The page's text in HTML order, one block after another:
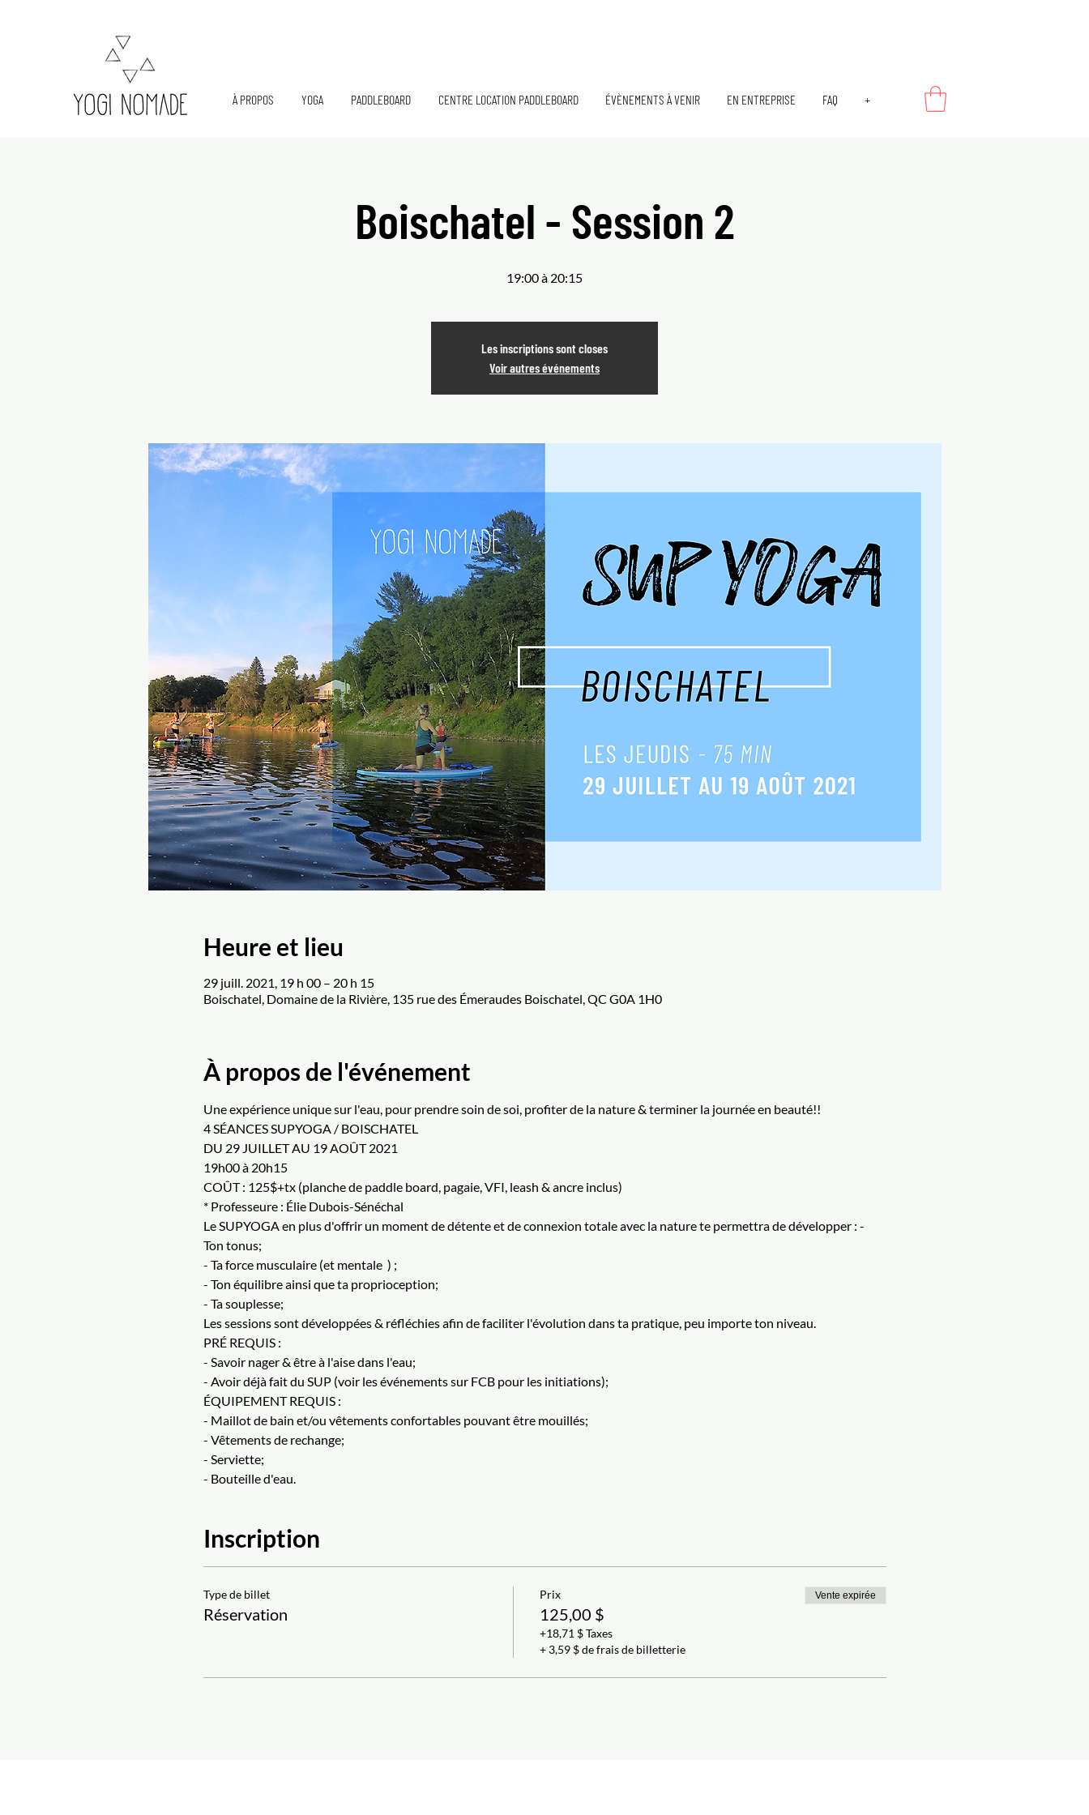
À PROPOS YOGA PADDLEBOARD CENTRE LOCATION PADDLEBOARD ÉVÈNEMENTS À VENIR EN ENTREPRISE FAQ +
Boischatel - Session 2
19:00 à 20:15
Les inscriptions sont closes
Voir autres événements
Heure et lieu
29 juill. 2021, 19 h 00 – 20 h 15
Boischatel, Domaine de la Rivière, 135 rue des Émeraudes Boischatel, QC G0A 1H0
À propos de l'événement
Une expérience unique sur l'eau, pour prendre soin de soi, profiter de la nature & terminer la journée en beauté!!
4 SÉANCES SUPYOGA / BOISCHATEL
DU 29 JUILLET AU 19 AOÛT 2021
19h00 à 20h15
COÛT : 125$+tx (planche de paddle board, pagaie, VFI, leash & ancre inclus)
* Professeure : Élie Dubois-Sénéchal
Le SUPYOGA en plus d'offrir un moment de détente et de connexion totale avec la nature te permettra de développer : -
Ton tonus;
- Ta force musculaire (et mentale  ) ;
- Ton équilibre ainsi que ta proprioception;
- Ta souplesse;
Les sessions sont développées & réfléchies afin de faciliter l'évolution dans ta pratique, peu importe ton niveau.
PRÉ REQUIS :
- Savoir nager & être à l'aise dans l'eau;
- Avoir déjà fait du SUP (voir les événements sur FCB pour les initiations);
ÉQUIPEMENT REQUIS :
- Maillot de bain et/ou vêtements confortables pouvant être mouillés;
- Vêtements de rechange;
- Serviette;
- Bouteille d'eau.
Inscription
Type de billet
Réservation
Prix
125,00 $
+18,71 $ Taxes
+ 3,59 $ de frais de billetterie
Vente expirée